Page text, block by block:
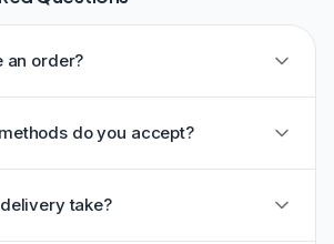
an order?
do you accept?
take?